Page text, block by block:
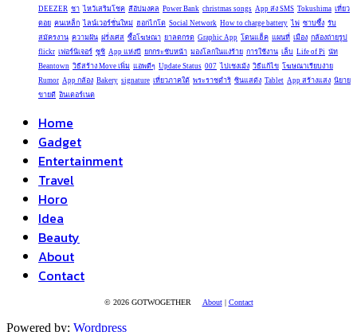
DEEZER ชา ไหว้เสริมโชค สีอัปมงคล Power Bank christmas songs App ส่ง SMS Tokushima เที่ยว
ดอย ฅนเหล็ก ไลน์เวอร์ชั่นใหม่ ฮอกไกโด Social Network How to charge battery ไพ่ ซาบซึ้ง รับ
สมัครงาน ความฝัน ฝรั่งเศส ซื้อโฆษณา ยาลดกรด Graphic App โดนแฮ็ค แผนที่ เมือง กล้องถ่ายรูป
flickr เฟอร์นิเจอร์ ซูชิ App แห่งปี ยกกระชับหน้า มองโลกในแง่ร้าย การใช้งาน เล็บ Life of Pi นัท
Beantown วิธีสร้าง Move เพิ่ม แอพดีๆ Update Status 007 ไปเชงเม้ง วิธีแก้ไข โฆษณาเรียบง่าย
Rumor App กล้อง Bakery signature เที่ยวภาคใต้ พระราชดำริ ซินแสดัง Tablet App สร้างแสง นิยาย
ขายดี อินเตอร์เนต
Home
Gadget
Entertainment
Travel
Horo
Idea
Beauty
About
Contact
© 2026 GOTWOGETHER About| Contact
Powered by: Wordpress